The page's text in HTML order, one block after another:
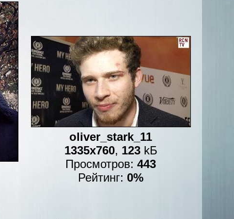
oliver_stark_11
1335x760, 123kБ
Просмотров:443
Рейтинг: 0%